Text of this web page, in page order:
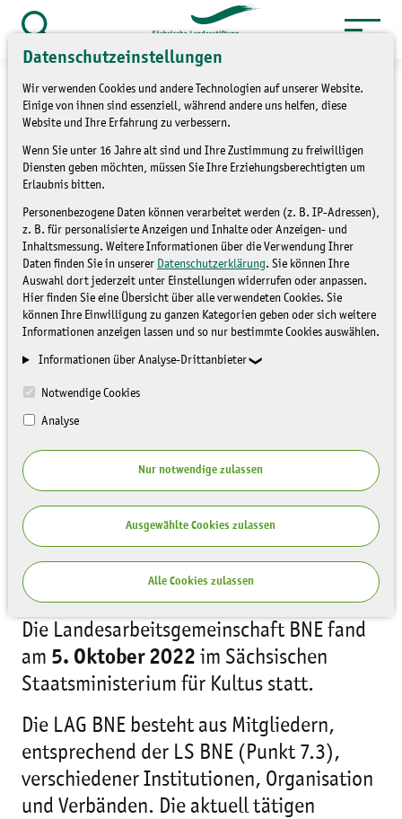
Datenschutzeinstellungen
Wir verwenden Cookies und andere Technologien auf unserer Website.
Einige von ihnen sind essenziell, während andere uns helfen, diese
Website und Ihre Erfahrung zu verbessern.
Wenn Sie unter 16 Jahre alt sind und Ihre Zustimmung zu freiwilligen
Diensten geben möchten, müssen Sie Ihre Erziehungsberechtigten um
Erlaubnis bitten.
Personenbezogene Daten können verarbeitet werden (z. B. IP-Adressen),
z. B. für personalisierte Anzeigen und Inhalte oder Anzeigen- und
Inhaltsmessung. Weitere Informationen über die Verwendung Ihrer
Daten finden Sie in unserer Datenschutzerklärung. Sie können Ihre
Auswahl dort jederzeit unter Einstellungen widerrufen oder anpassen.
Hier finden Sie eine Übersicht über alle verwendeten Cookies. Sie
können Ihre Einwilligung zu ganzen Kategorien geben oder sich weitere
Informationen anzeigen lassen und so nur bestimmte Cookies auswählen.
Informationen über Analyse-Drittanbieter
Notwendige Cookies
Analyse
Nur notwendige zulassen
Ausgewählte Cookies zulassen
Alle Cookies zulassen
Zum
Inhalt
springen
Suche
öffnen
Themen » Bildung für nachhaltige
Entwicklung
Landesstrategie BNE » Umsetzung
Landesstrategie BNE 2021_22
Landesarbeitsgemeinschaf
t am 5. Oktober 2022
Die Landesarbeitsgemeinschaft BNE fand
am 5. Oktober 2022 im Sächsischen
Staatsministerium für Kultus statt.
Die LAG BNE besteht aus Mitgliedern,
entsprechend der LS BNE (Punkt 7.3),
verschiedener Institutionen, Organisation
und Verbänden. Die aktuell tätigen